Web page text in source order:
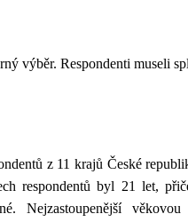
výběr. Respondenti museli
z 11 krajů České
respondentů byl 21 let,
Nejzastoupenější